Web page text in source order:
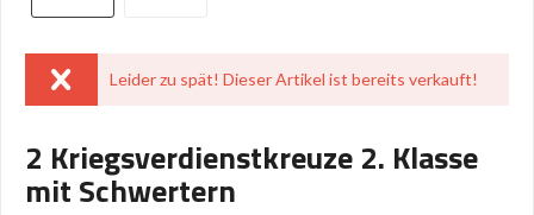
Leider zu spät! Dieser Artikel ist bereits verkauft!
2 Kriegsverdienstkreuze 2. Klasse
mit Schwertern